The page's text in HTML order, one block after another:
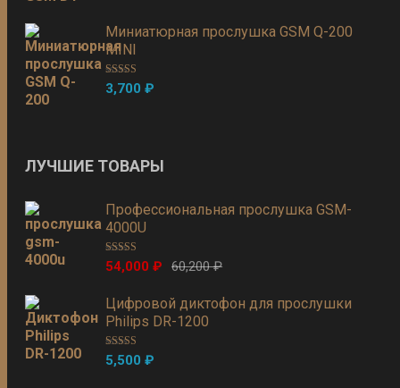
Миниатюрная прослушка GSM Q-200
MINI
Оценка 5.00
из 5
3,700₽
ЛУЧШИЕ ТОВАРЫ
Профессиональная прослушка GSM-
4000U
Оценка5.00
из 5 60,200₽
54,000₽
Цифровой диктофон для прослушки
Philips DR-1200
Оценка 5.00
из 5
5,500₽